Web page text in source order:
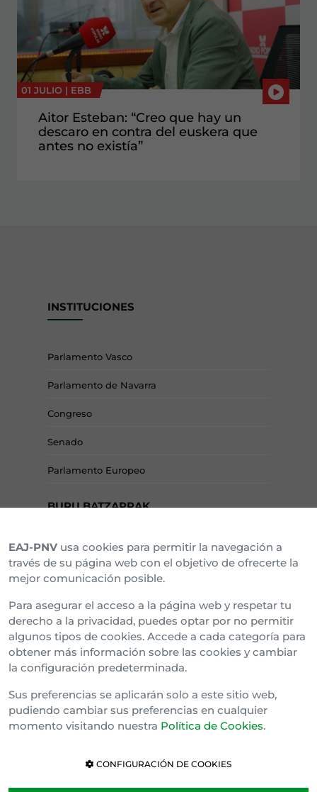
01 JULIO | EBB
Aitor Esteban: “Creo que hay un
descaro en contra del euskera que
antes no existía”
INSTITUCIONES
Parlamento Vasco
Parlamento de Navarra
Congreso
Senado
Parlamento Europeo
BURU BATZARRAK
Araba Buru Batzar
Bizkai Buru Batzar
Gipuzko Buru Batzar
Ipar Buru Batzar
Napar Buru Batzar
EAJ-PNV usa cookies para permitir la navegación a
través de su página web con el objetivo de ofrecerte la
mejor comunicación posible.
Para asegurar el acceso a la página web y respetar tu
derecho a la privacidad, puedes optar por no permitir
algunos tipos de cookies. Accede a cada categoría para
obtener más información sobre las cookies y cambiar
la configuración predeterminada.
Sus preferencias se aplicarán solo a este sitio web,
pudiendo cambiar sus preferencias en cualquier
momento visitando nuestra Política de Cookies.
CONFIGURACIÓN DE COOKIES